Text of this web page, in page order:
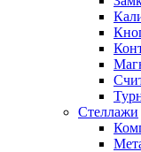
Стеллажи